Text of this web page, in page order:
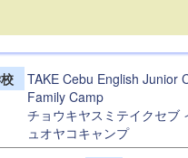
TAKE Cebu English Junior
Family Camp
チョウキヤスミテイクセブ
ュオヤコキャンプ